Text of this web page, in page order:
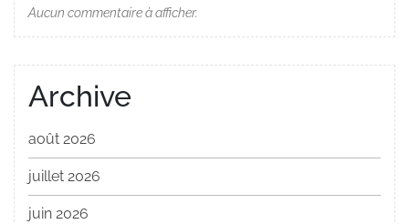
Aucun commentaire à afficher.
Archive
août 2026
juillet 2026
juin 2026